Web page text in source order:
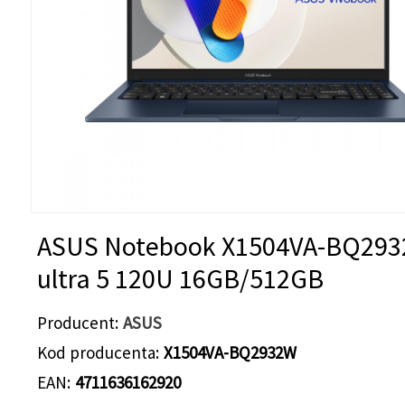
ASUS Notebook X1504VA-
ultra 5 120U 16GB/512GB
Producent ASUS
Kod producenta X1504VA-BQ2932W
EAN 4711636162920